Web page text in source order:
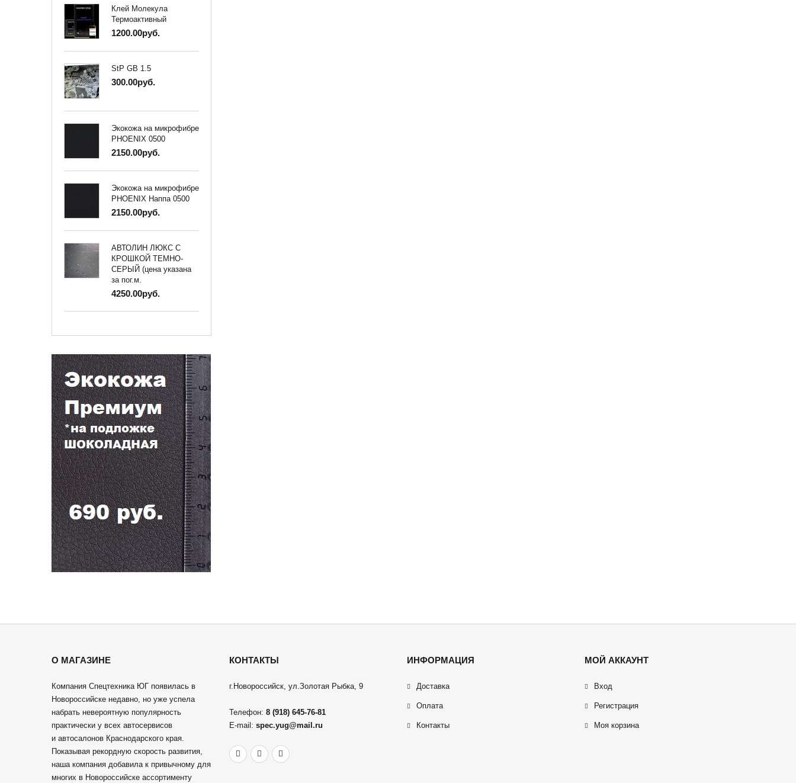
Клей Молекула
Термоактивный
1200.00руб.
StP GB 1.5
300.00руб.
Экокожа на микрофибре
PHOENIX 0500
2150.00руб.
Экокожа на микрофибре
PHOENIX Наппа 0500
2150.00руб.
АВТОЛИН ЛЮКС С
КРОШКОЙ ТЕМНО-
СЕРЫЙ (цена указана
за пог.м.
4250.00руб.
О МАГАЗИНЕ
Компания Спецтехника ЮГ появилась в
Новороссийске недавно, но уже успела
набрать невероятную популярность
практически у всех автосервисов
и автосалонов Краснодарского края.
Показывая рекордную скорость развития,
наша компания добавила к привычному для
многих в Новороссийске ассортименту
КОНТАКТЫ
г.Новороссийск, ул.Золотая Рыбка, 9
Телефон: 8 (918) 645-76-81
E-mail: spec.yug@mail.ru
ИНФОРМАЦИЯ
Доставка
Оплата
Контакты
МОЙ АККАУНТ
Вход
Регистрация
Моя корзина